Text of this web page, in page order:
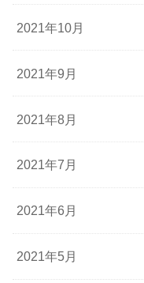
2021年10月
2021年9月
2021年8月
2021年7月
2021年6月
2021年5月